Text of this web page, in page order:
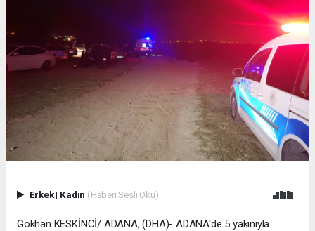
Erkek| Kadın (Haberi Sesli Oku)
Gökhan KESKİNCİ/ ADANA, (DHA)- ADANA'de 5 yakınıyla